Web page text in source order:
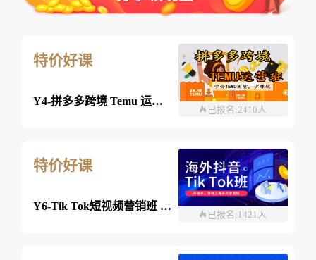
特价好课
Y4-拼多多跨境 Temu 运营班-26年08月08日（双师）
已报名:2410人
特价好课
Y6-Tik Tok短视频营销班 2026年8月03日 （线上）
已报名:1421人